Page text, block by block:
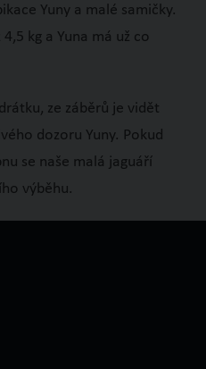
Yuny a malé samičky.
kg a Yuna má už co
ze záběrů je vidět
dozoru Yuny. Pokud
se naše malá jaguáří
výběhu.